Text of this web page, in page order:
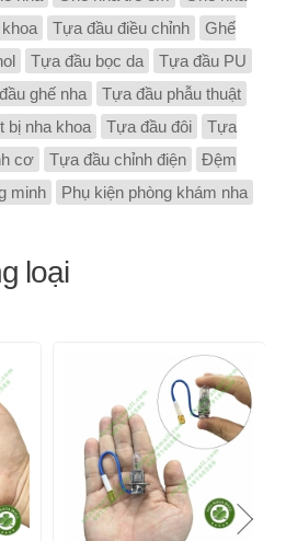
Tựa đầu điều chỉnh
Ghế
Tựa đầu bọc da
Tựa đầu PU
ghế nha
Tựa đầu phẫu thuật
bị nha khoa Tựa đầu đôi
Tựa
cơ Tựa đầu chỉnh điện
Đệm
minh Phụ kiện phòng khám nha
loại